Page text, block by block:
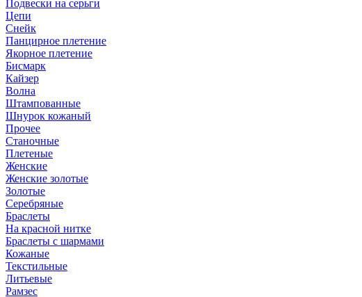
Подвески на серьги
Цепи
Снейк
Панцирное плетение
Якорное плетение
Бисмарк
Кайзер
Волна
Штампованные
Шнурок кожаный
Прочее
Станочные
Плетеные
Женские
Женские золотые
Золотые
Серебряные
Браслеты
На красной нитке
Браслеты с шармами
Кожаные
Текстильные
Литьевые
Рамзес